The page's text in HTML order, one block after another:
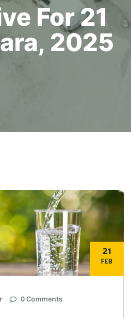
For 21
2025
21
FEB
0 Comments